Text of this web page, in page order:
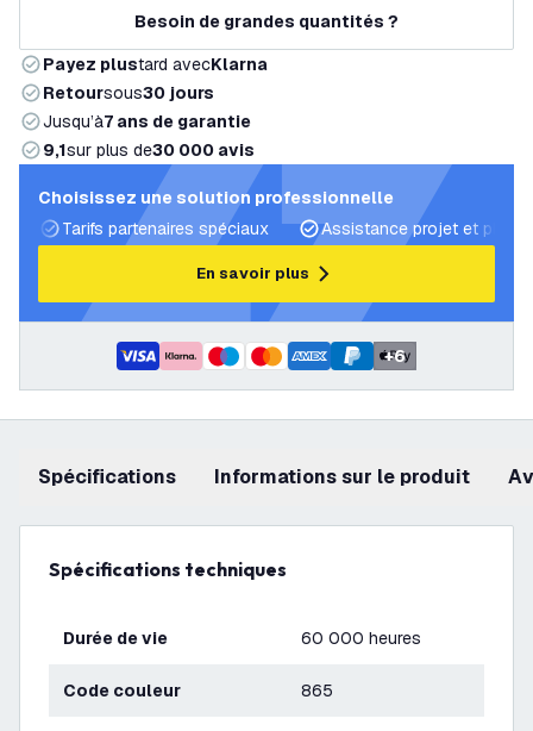
Besoin de grandes quantités ?
Payez plustard avecKlarna
Retoursous30 jours
Jusqu’à7 ans de garantie
9,1sur plus de30 000 avis
Choisissez une solution professionnelle
Tarifs partenaires spéciaux
Assistance projet et plans
En savoir plus
+6
Spécifications Informations sur le produit
Spécifications techniques
Durée de vie 60 000 heures
Code couleur 865